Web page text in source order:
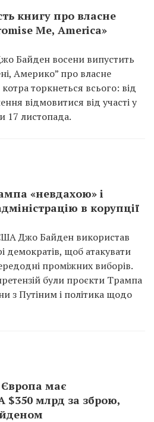
книгу про власне
Me, America»
Байден восени випустить
Америко” про власне
торкнеться всього: від
відмовитися від участі у
17 листопада.
«невдахою» і
в корупції
Джо Байден використав
демократів, щоб атакувати
проміжних виборів.
були проєкти Трампа
з Путіним і політика щодо
має
млрд за зброю,